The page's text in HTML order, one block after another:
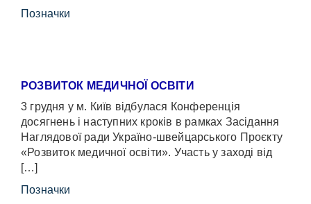
Позначки
РОЗВИТОК МЕДИЧНОЇ ОСВІТИ
3 грудня у м. Київ відбулася Конференція
досягнень і наступних кроків в рамках Засідання
Наглядової ради Україно-швейцарського Проєкту
«Розвиток медичної освіти». Участь у заході від
[…]
Позначки